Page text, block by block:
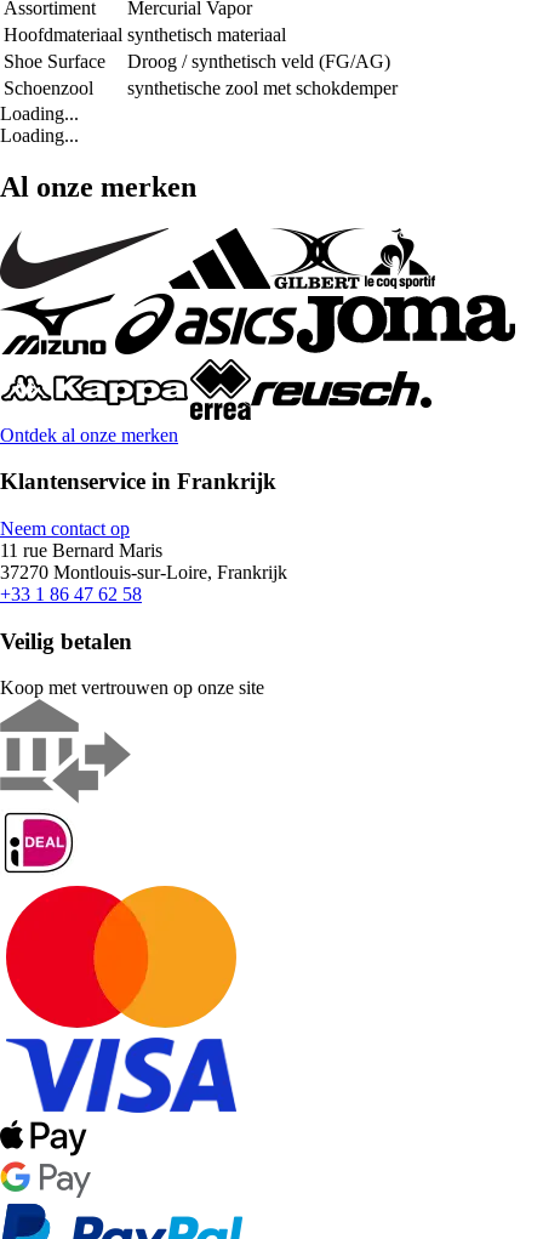
Assortiment
Mercurial Vapor
Hoofdmateriaal synthetisch materiaal
Shoe Surface
Droog / synthetisch veld (FG/AG)
Schoenzool
synthetische zool met schokdemper
Loading...
Loading...
Al onze merken
Ontdek al onze merken
Klantenservice in Frankrijk
Neem contact op
11 rue Bernard Maris
37270 Montlouis-sur-Loire, Frankrijk
+33 1 86 47 62 58
Veilig betalen
Koop met vertrouwen op onze site